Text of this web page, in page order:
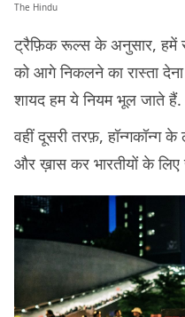
The Hindu
ट्रैफ़िक रूल्स के अनुसार, हमें
को आगे निकलने का रास्ता
शायद हम ये नियम भूल जाते हैं.
वहीं दूसरी तरफ़, हॉन्गकॉन्ग के
और ख़ास कर भारतीयों के